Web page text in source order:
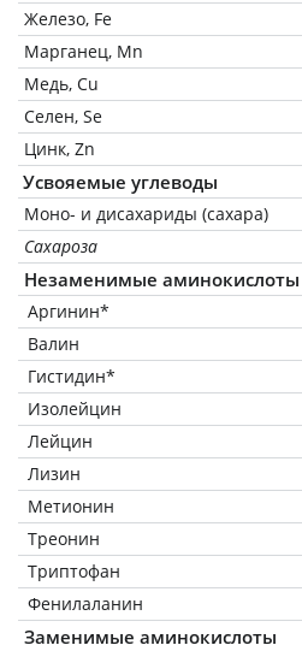
Железо, Fe
Марганец, Mn
Медь, Cu
Селен, Se
Цинк, Zn
Усвояемые углеводы
Моно- и дисахариды (сахара)
Сахароза
Незаменимые аминокислоты
Аргинин*
Валин
Гистидин*
Изолейцин
Лейцин
Лизин
Метионин
Треонин
Триптофан
Фенилаланин
Заменимые аминокислоты